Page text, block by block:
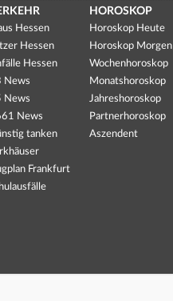
Hessen
Hessen
Hessen
News
News
News
tanken
Frankfurt
HOROSKOP
Horoskop Heute
Horoskop Morgen
Wochenhoroskop
Monatshoroskop
Jahreshoroskop
Partnerhoroskop
Aszendent